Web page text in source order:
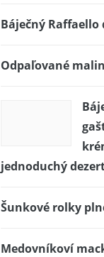
Báječný Raffaello
Odpaľované
jednoduchý
Šunkové rolky
Medovníkoví